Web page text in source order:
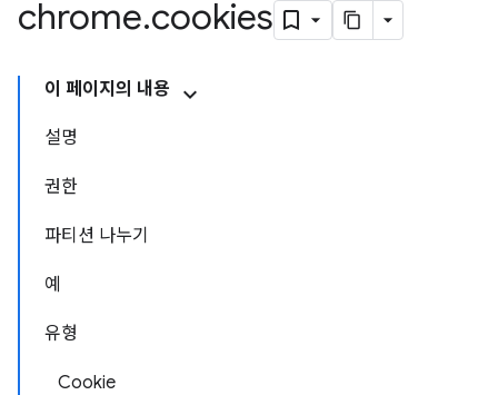
chrome.cookies
이 페이지의 내용
설명
권한
파티션 나누기
예
유형
Cookie